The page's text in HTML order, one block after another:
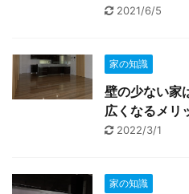
2021/6/5
家の知識
壁の少ない家
広くなるメリ
2022/3/1
家の知識